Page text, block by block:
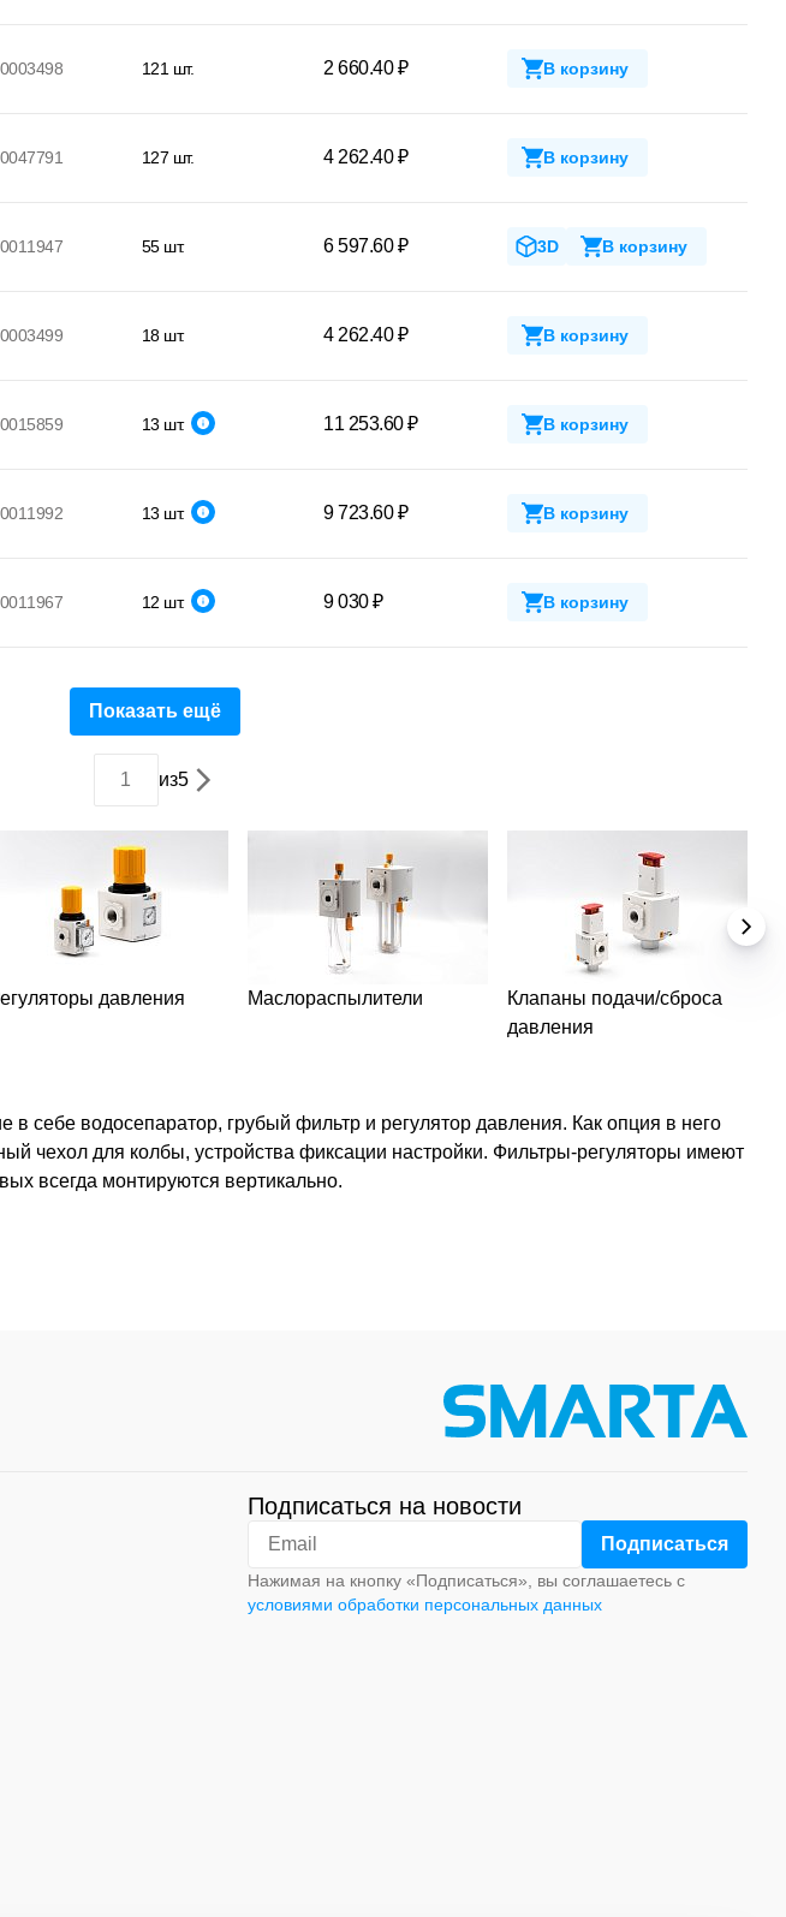
121 шт. 2 660.40 ₽ В корзину
127 шт. 4 262.40 ₽ В корзину
55 шт. 6 597.60 ₽ 3D В корзину
18 шт. 4 262.40 ₽ В корзину
13 шт. 11 253.60 ₽ В корзину
13 шт. 9 723.60 ₽ В корзину
12 шт. 9 030 ₽ В корзину
Показать ещё
из5
давления Маслораспылители
Клапаны подачи/сброса
давления
себе водосепаратор, грубый фильтр и регулятор давления. Как опция в него
чехол для колбы, устройства фиксации настройки. Фильтры-регуляторы имеют
всегда монтируются вертикально.
Подписаться на новости
Нажимая на кнопку «Подписаться», вы соглашаетесь с
условиями обработки персональных данных